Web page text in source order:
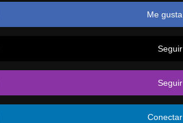
Me gusta
Seguir
Seguir
Conectar